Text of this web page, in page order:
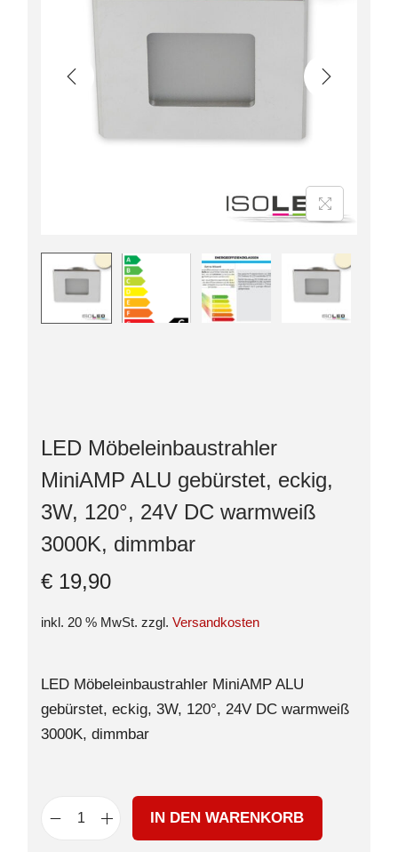
LED Möbeleinbaustrahler
MiniAMP ALU gebürstet, eckig,
3W, 120°, 24V DC warmweiß
3000K, dimmbar
€ 19,90
inkl. 20 % MwSt. zzgl. Versandkosten
LED Möbeleinbaustrahler MiniAMP ALU
gebürstet, eckig, 3W, 120°, 24V DC warmweiß
3000K, dimmbar
IN DEN WARENKORB